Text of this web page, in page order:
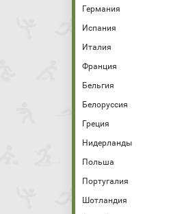
Германия
Испания
Италия
Франция
Бельгия
Белоруссия
Греция
Нидерланды
Польша
Португалия
Шотландия